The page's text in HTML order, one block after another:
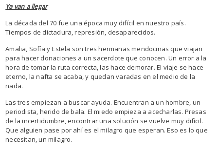
Ya van a llegar
La década del 70 fue una época muy difícil en nuestro país.
Tiempos de dictadura, represión, desaparecidos.
Amalia, Sofía y Estela son tres hermanas mendocinas que viajan
para hacer donaciones a un sacerdote que conocen. Un error a la
hora de tomar la ruta correcta, las hace demorar. El viaje se hace
eterno, la nafta se acaba, y quedan varadas en el medio de la
nada.
Las tres empiezan a buscar ayuda. Encuentran a un hombre, un
periodista, herido de bala. El miedo empieza a acecharlas. Presas
de la incertidumbre, encontrar una solución se vuelve muy difícil.
Que alguien pase por ahí es el milagro que esperan. Eso es lo que
necesitan, un milagro.